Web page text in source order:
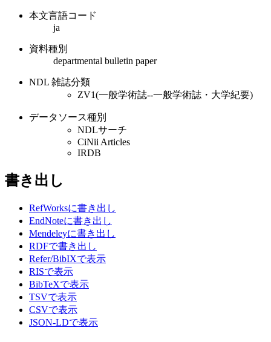
本文言語コード
ja
資料種別
departmental bulletin paper
NDL 雑誌分類
ZV1(一般学術誌--一般学術誌・大学紀要)
データソース種別
NDLサーチ
CiNii Articles
IRDB
書き出し
RefWorksに書き出し
EndNoteに書き出し
Mendeleyに書き出し
RDFで書き出し
Refer/BibIXで表示
RISで表示
BibTeXで表示
TSVで表示
CSVで表示
JSON-LDで表示